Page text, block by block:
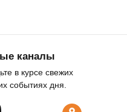
каналы
в курсе свежих
событиях дня.